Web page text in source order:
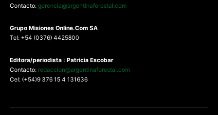
Contacto: gerencia@argentinaforestal.com
Grupo Misiones Online.Com SA
Tel: +54 (0376) 4425800
Editora/periodista : Patricia Escobar
Contacto: redaccion@argentinaforestal.com
Cel: (+54)9 376 15 4 131636